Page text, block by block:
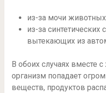
из-за мочи
из-за
вытекающих из
В обоих случаях вместе
организм попадает
веществ, продуктов